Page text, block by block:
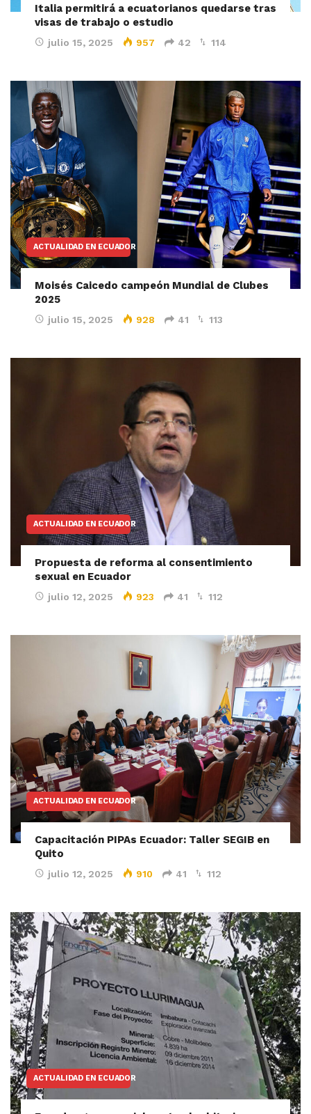
Italia permitirá a ecuatorianos quedarse tras
visas de trabajo o estudio
julio 15, 2025 957 42 114
ACTUALIDAD EN ECUADOR
Moisés Caicedo campeón Mundial de Clubes
2025
julio 15, 2025 928 41 113
ACTUALIDAD EN ECUADOR
Propuesta de reforma al consentimiento
sexual en Ecuador
julio 12, 2025 923 41 112
ACTUALIDAD EN ECUADOR
Capacitación PIPAs Ecuador: Taller SEGIB en
Quito
julio 12, 2025 910 41 112
ACTUALIDAD EN ECUADOR